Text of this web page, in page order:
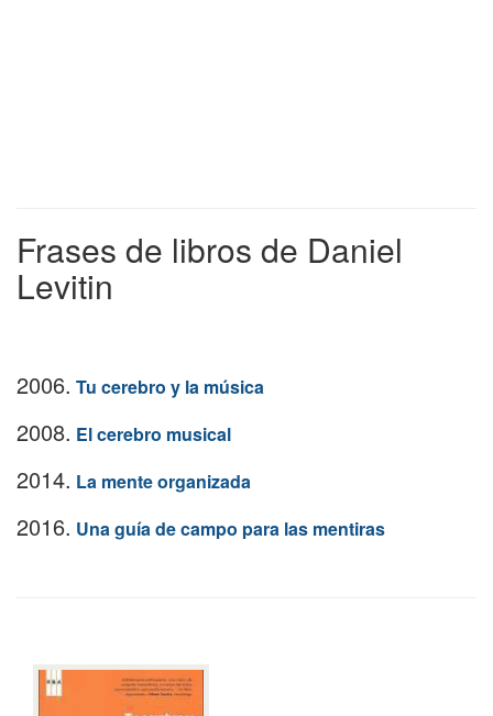
Frases de libros de Daniel
Levitin
2006. Tu cerebro y la música
2008. El cerebro musical
2014. La mente organizada
2016. Una guía de campo para las mentiras